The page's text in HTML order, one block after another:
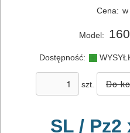
MAGAZYNOWANIE
Cena: w
Model:
Dostępność:
szt.
SL / Pz2